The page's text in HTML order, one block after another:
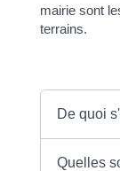
mairie sont
terrains.
De quoi
Quelles